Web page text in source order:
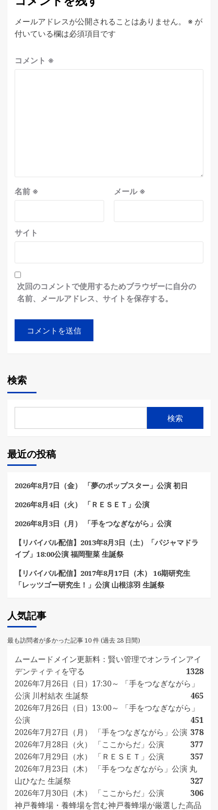
メールアドレスが公開されることはありません。 ※ が
付いている欄は必須項目です
コメント ※
名前 ※ メール※
サイト
次回のコメントで使用するためブラウザーに自分の
名前、メールアドレス、サイトを保存する。
検索
検索
最近の投稿
2026年8月7日（金） 「夢のポップスター」公演 初日
2026年8月4日（火） 「ＲＥＳＥＴ」公演
2026年8月3日（月） 「手をつなぎながら」公演
【リバイバル配信】2013年8月3日（土）「パジャマドラ
イブ」18:00公演 福岡聖菜 生誕祭
【リバイバル配信】2017年8月17日（木） 16期研究生
「レッツゴー研究生！」公演 山根涼羽 生誕祭
人気記事
最も訪問者が多かった記事 10 件 (過去 28 日間)
ムームードメイン更新料：賢い管理でオンラインアイ
デンティティを守る
1328
2026年7月26日（日）17:30～ 「手をつなぎながら」
公演 川村結衣 生誕祭
465
2026年7月26日（日）13:00～ 「手をつなぎながら」
公演
451
2026年7月27日（月） 「手をつなぎながら」公演 378
2026年7月28日（火） 「ここからだ」公演
377
2026年7月29日（水） 「ＲＥＳＥＴ」公演
357
2026年7月23日（木） 「手をつなぎながら」公演 丸
山ひなた 生誕祭
327
2026年7月30日（木） 「ここからだ」公演
306
神戸養蜂場・養蜂場を営む神戸養蜂場が厳選した高品